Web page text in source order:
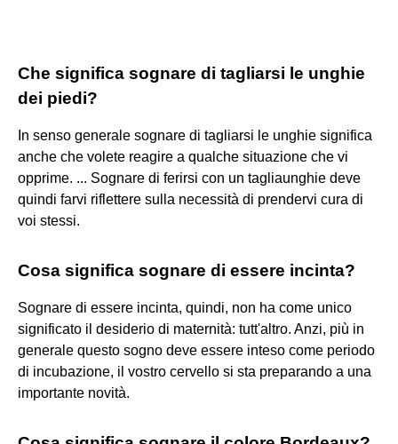
Che significa sognare di tagliarsi le unghie
dei piedi?
In senso generale sognare di tagliarsi le unghie significa
anche che volete reagire a qualche situazione che vi
opprime. ... Sognare di ferirsi con un tagliaunghie deve
quindi farvi riflettere sulla necessità di prendervi cura di
voi stessi.
Cosa significa sognare di essere incinta?
Sognare di essere incinta, quindi, non ha come unico
significato il desiderio di maternità: tutt'altro. Anzi, più in
generale questo sogno deve essere inteso come periodo
di incubazione, il vostro cervello si sta preparando a una
importante novità.